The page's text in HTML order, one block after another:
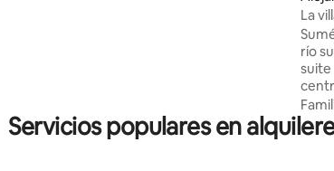
La
río
suite
Servicios populares en